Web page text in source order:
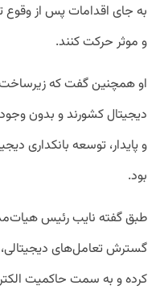
به جای اقدامات پس از
و موثر حرکت کنند.
او همچنین گفت که
دیجیتال کشورند و بدون
و پایدار، توسعه بانکداری
بود.
طبق گفته نایب رئیس
گسترش تعامل‌های دیجیتالی،
کرده و به سمت حاکمیت